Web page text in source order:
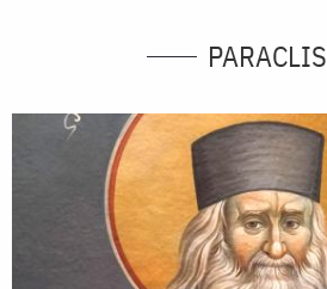
PARACLIS